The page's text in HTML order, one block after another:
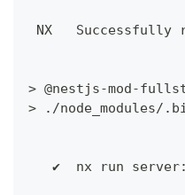
NX   Successfully
> @nestjs-mod-
> ./node_modules/
✔  nx run